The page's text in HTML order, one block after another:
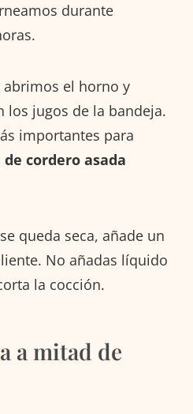
durante
abrimos el horno y
los jugos de la bandeja.
importantes para
cordero asada
queda seca, añade un
No añadas líquido
la cocción.
a mitad de